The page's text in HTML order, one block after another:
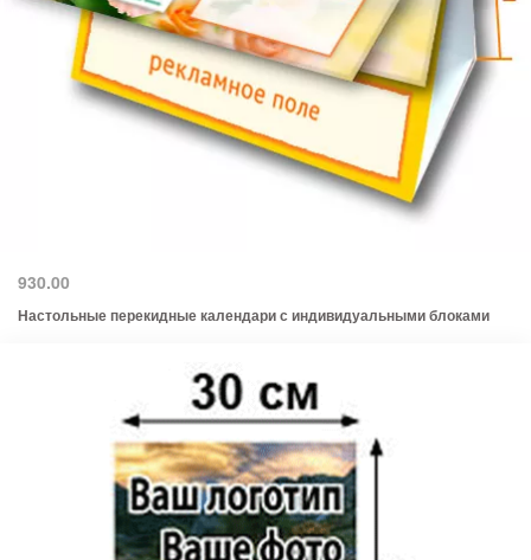
930.00
Настольные перекидные календари с индивидуальными блоками